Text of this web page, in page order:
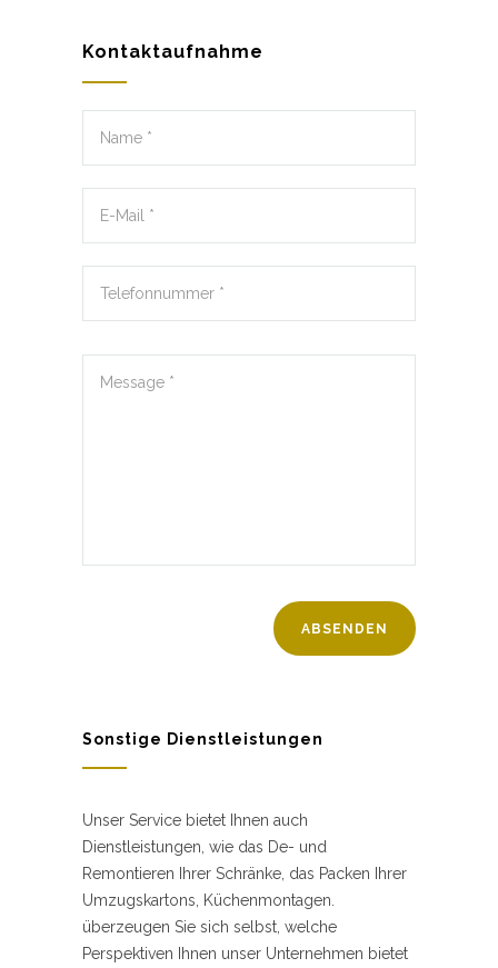
Kontaktaufnahme
Sonstige Dienstleistungen
Unser Service bietet Ihnen auch
Dienstleistungen, wie das De- und
Remontieren Ihrer Schränke, das Packen Ihrer
Umzugskartons, Küchenmontagen.
überzeugen Sie sich selbst, welche
Perspektiven Ihnen unser Unternehmen bietet